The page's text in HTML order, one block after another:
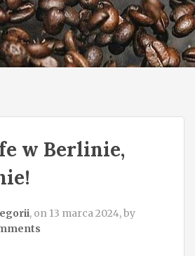
o
n
w Berlinie,
, on 13 marca 2024, by